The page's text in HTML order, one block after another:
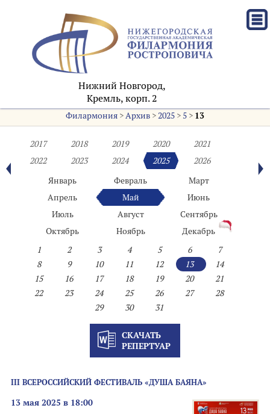
Нижний Новгород,
Кремль, корп. 2
Филармония>Архив>2025> 5> 13
2017 2018 2019 2020
2021
2022
2023 2024 2025
2026
Январь
Февраль
Март
Апрель
Май
Июнь
Июль
Август
Сентябрь
Октябрь
Ноябрь
Декабрь
1
2 3 4 5 6
7
8
9 10 11 12 13
14
15
16 17 18 19 20
21
22
23 24 25 26 27
28
29
30 31
СКАЧАТЬ
РЕПЕРТУАР
III ВСЕРОССИЙСКИЙ ФЕСТИВАЛЬ «ДУША БАЯНА»
13 мая 2025 в 18:00